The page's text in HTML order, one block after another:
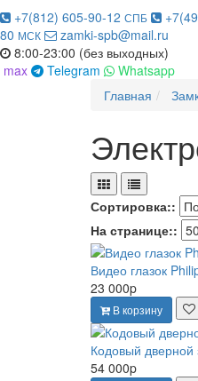
+7(812) 605-90-12 СПБ
80 МСК
zamki-spb@mail.ru
8:00-23:00 (без выходных)
max
Telegram
Whatsapp
Главная
Сортировка::
На странице::
Видео глазок
23 000p
В корзину
Кодовый дверной
54 000p